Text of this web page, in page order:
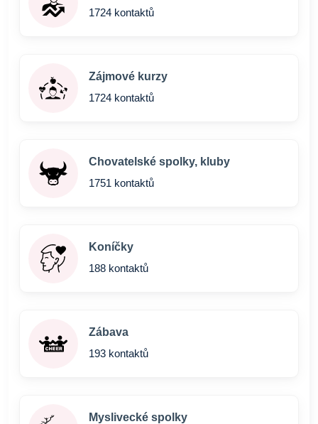
1724 kontaktů
Zájmové kurzy
1724 kontaktů
Chovatelské spolky, kluby
1751 kontaktů
Koníčky
188 kontaktů
Zábava
193 kontaktů
Myslivecké spolky